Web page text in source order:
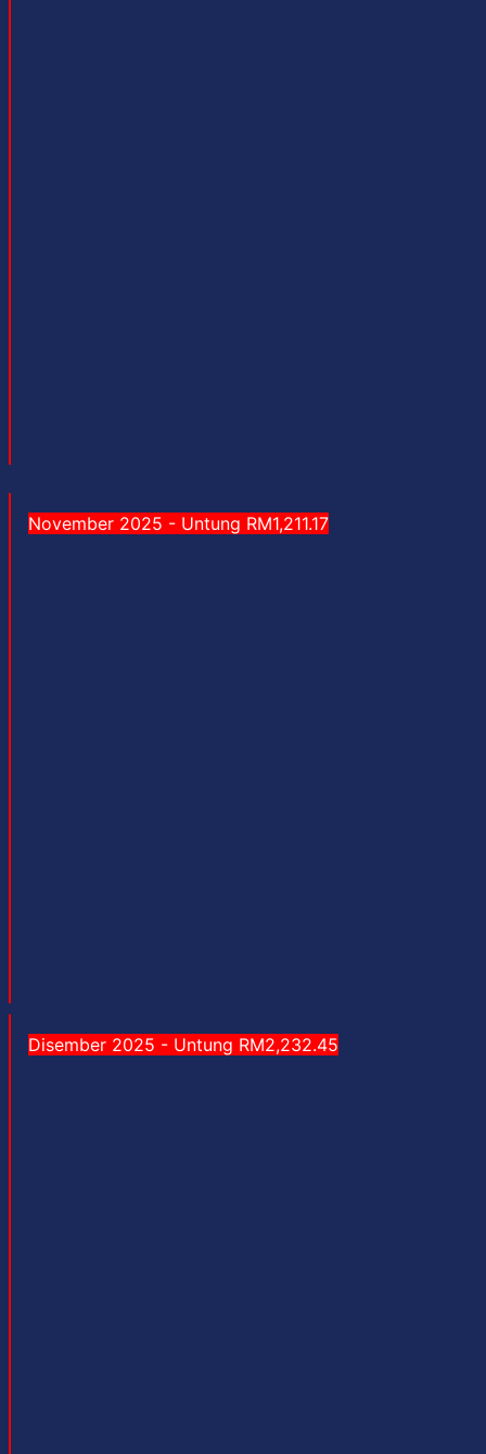
November 2025 - Untung RM1,211.17
Disember 2025 - Untung RM2,232.45